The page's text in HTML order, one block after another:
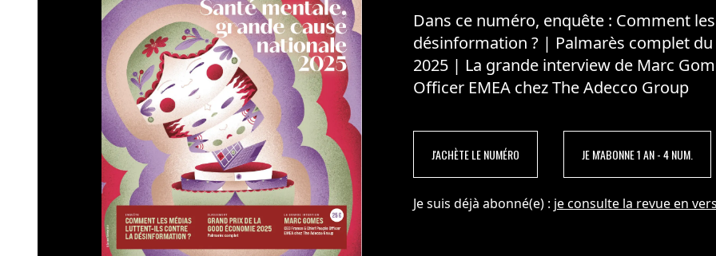
Dans ce numéro, enquête : Comment
désinformation ? | Palmarès complet
2025 | La grande interview de Marc
Officer EMEA chez The Adecco Group
J'ACHÈTE LE NUMÉRO JE M'ABONNE 1 AN - 4 NUM.
Je suis déjà abonné(e) : je consulte la revue en